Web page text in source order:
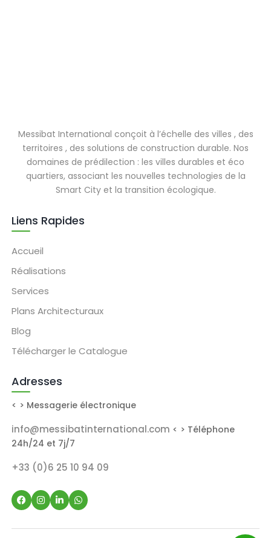
Messibat International conçoit à l’échelle des villes , des
territoires , des solutions de construction durable. Nos
domaines de prédilection : les villes durables et éco
quartiers, associant les nouvelles technologies de la
Smart City et la transition écologique.
Liens Rapides
Accueil
Réalisations
Services
Plans Architecturaux
Blog
Télécharger le Catalogue
Adresses
< > Messagerie électronique
info@messibatinternational.com < > Téléphone
24h/24 et 7j/7
+33 (0)6 25 10 94 09